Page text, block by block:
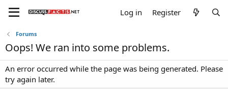
Log in Register
Forums
Oops! We ran into some problems.
An error occurred while the page was being generated. Please
try again later.